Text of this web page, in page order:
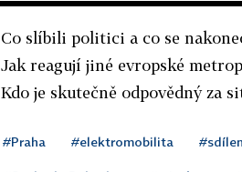
Co slíbili politici a co se
Jak reagují jiné evropské
Kdo je skutečně odpovědný za
#Praha #elektromobilita